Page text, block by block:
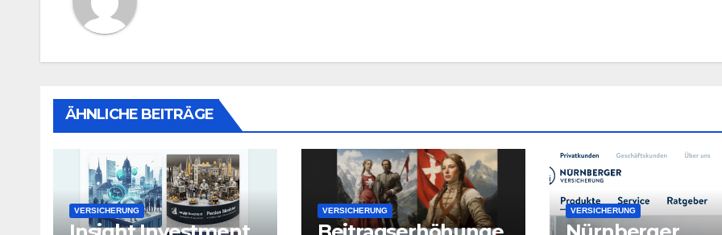
ÄHNLICHE BEITRÄGE
VERSICHERUNG VERSICHERUNG VERSICHERUNG